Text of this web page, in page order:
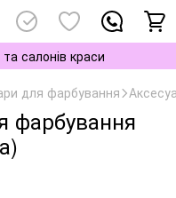
салонів краси
для фарбування
фарбування